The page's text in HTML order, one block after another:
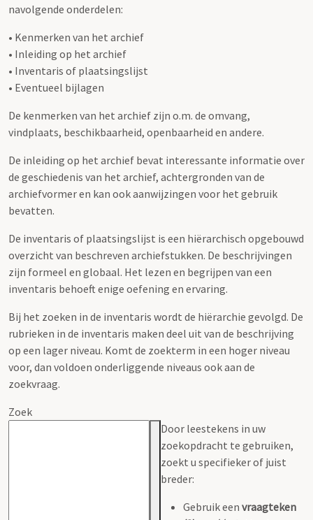
navolgende onderdelen:
• Kenmerken van het archief
• Inleiding op het archief
• Inventaris of plaatsingslijst
• Eventueel bijlagen
De kenmerken van het archief zijn o.m. de omvang,
vindplaats, beschikbaarheid, openbaarheid en andere.
De inleiding op het archief bevat interessante informatie over
de geschiedenis van het archief, achtergronden van de
archiefvormer en kan ook aanwijzingen voor het gebruik
bevatten.
De inventaris of plaatsingslijst is een hiërarchisch opgebouwd
overzicht van beschreven archiefstukken. De beschrijvingen
zijn formeel en globaal. Het lezen en begrijpen van een
inventaris behoeft enige oefening en ervaring.
Bij het zoeken in de inventaris wordt de hiërarchie gevolgd. De
rubrieken in de inventaris maken deel uit van de beschrijving
op een lager niveau. Komt de zoekterm in een hoger niveau
voor, dan voldoen onderliggende niveaus ook aan de
zoekvraag.
Zoek
Door leestekens in uw
zoekopdracht te gebruiken,
zoekt u specifieker of juist
breder:
Gebruik een vraagteken